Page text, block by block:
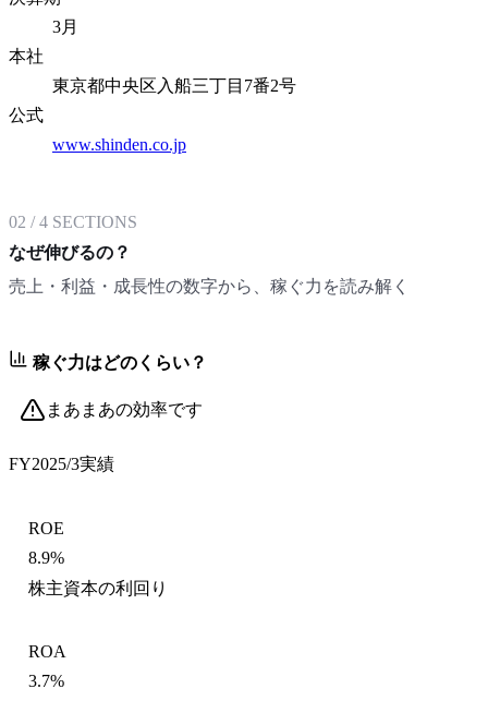
3月
本社
東京都中央区入船三丁目7番2号
公式
www.shinden.co.jp
02 /4 SECTIONS
なぜ伸びるの？
売上・利益・成長性の数字から、稼ぐ力を読み解く
稼ぐ力はどのくらい？
まあまあの効率です
FY2025/3実績
ROE
8.9%
株主資本の利回り
ROA
3.7%